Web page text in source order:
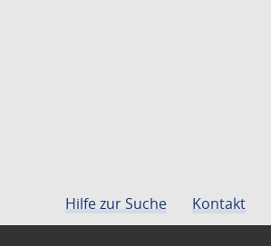
Hilfe zur Suche Kontakt